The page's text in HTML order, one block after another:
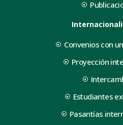
Convenios con
Proyección
Estudiantes
Pasantías